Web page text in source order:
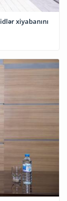
xiyabanını